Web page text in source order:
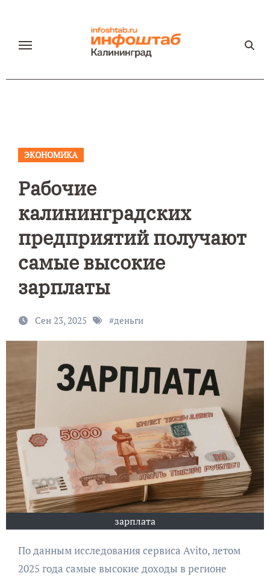
содержанию
ЭКОНОМИКА
Рабочие
калининградских
предприятий получают
самые высокие
зарплаты
Сен 23, 2025 #деньги
зарплата
По данным исследования сервиса Avito, летом
2025 года самые высокие доходы в регионе